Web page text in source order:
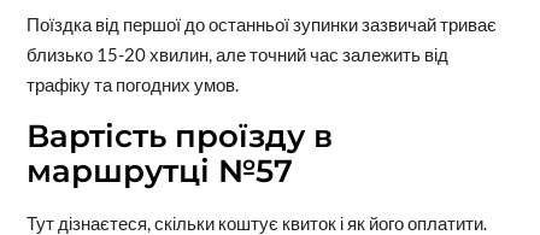
Поїздка від першої до останньої зупинки зазвичай триває
близько 15-20 хвилин, але точний час залежить від
трафіку та погодних умов.
Вартість проїзду в
маршрутці №57
Тут дізнаєтеся, скільки коштує квиток і як його оплатити.